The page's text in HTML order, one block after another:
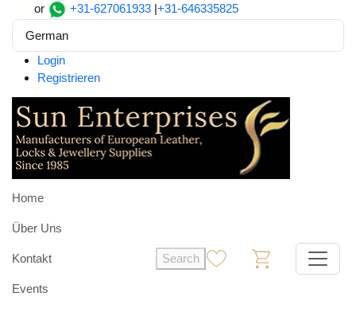
or +31-627061933 |+31-646335825
German
Login
Registrieren
Home
Über Uns
Kontakt
Events
Search